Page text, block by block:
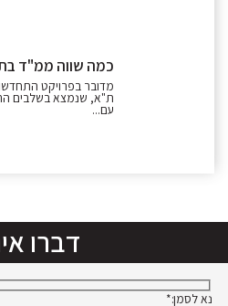
כמה שווה ממ"ד
מדובר בפרויקט
ת"א, שנמצא בשלבים
עם...
דברו
נא לסמן:*